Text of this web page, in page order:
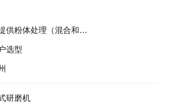
和颗粒设计为主）设备,粉液自动上料系统的高端智能装备解决方案
选型
研磨机